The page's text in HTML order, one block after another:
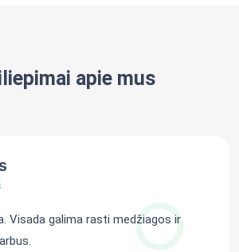
apie mus
Visada galima rasti medžiagos ir